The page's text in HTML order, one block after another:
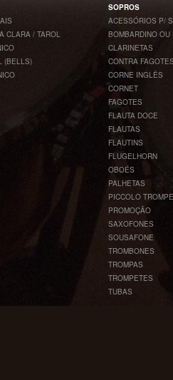
CLARA / TAROL
(BELLS)
SOPROS
ACESSÓRIOS P/
BOMBARDINO OU
CLARINETAS
CONTRA FAGOTES
CORNE INGLÊS
CORNET
FAGOTES
FLAUTA DOCE
FLAUTAS
FLAUTINS
FLUGELHORN
OBOÉS
PALHETAS
PICCOLO
PROMOÇÃO
SAXOFONES
SOUSAFONE
TROMBONES
TROMPAS
TROMPETES
TUBAS